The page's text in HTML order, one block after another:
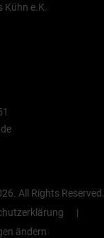
Kühn e.K.
All Rights Reserved.
|
ändern